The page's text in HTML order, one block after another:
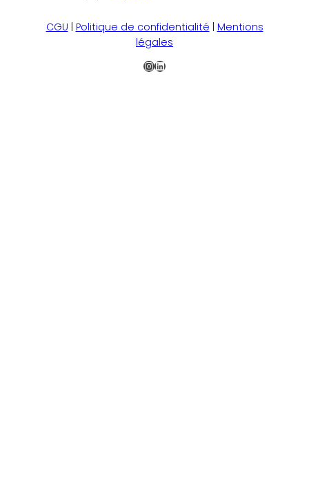
CGU | Politique de confidentialité | Mentions
légales
Instagram
LinkedIn